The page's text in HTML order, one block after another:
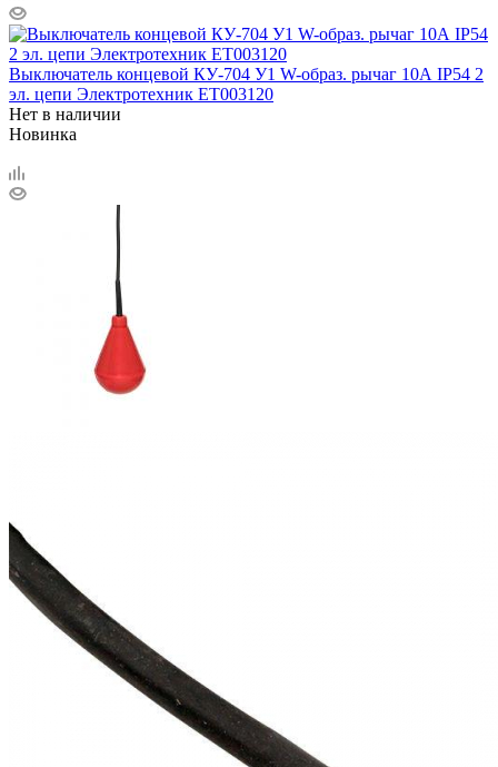
Выключатель концевой КУ-704 У1 W-образ. рычаг 10А IP54 2
эл. цепи Электротехник ET003120
Нет в наличии
Новинка